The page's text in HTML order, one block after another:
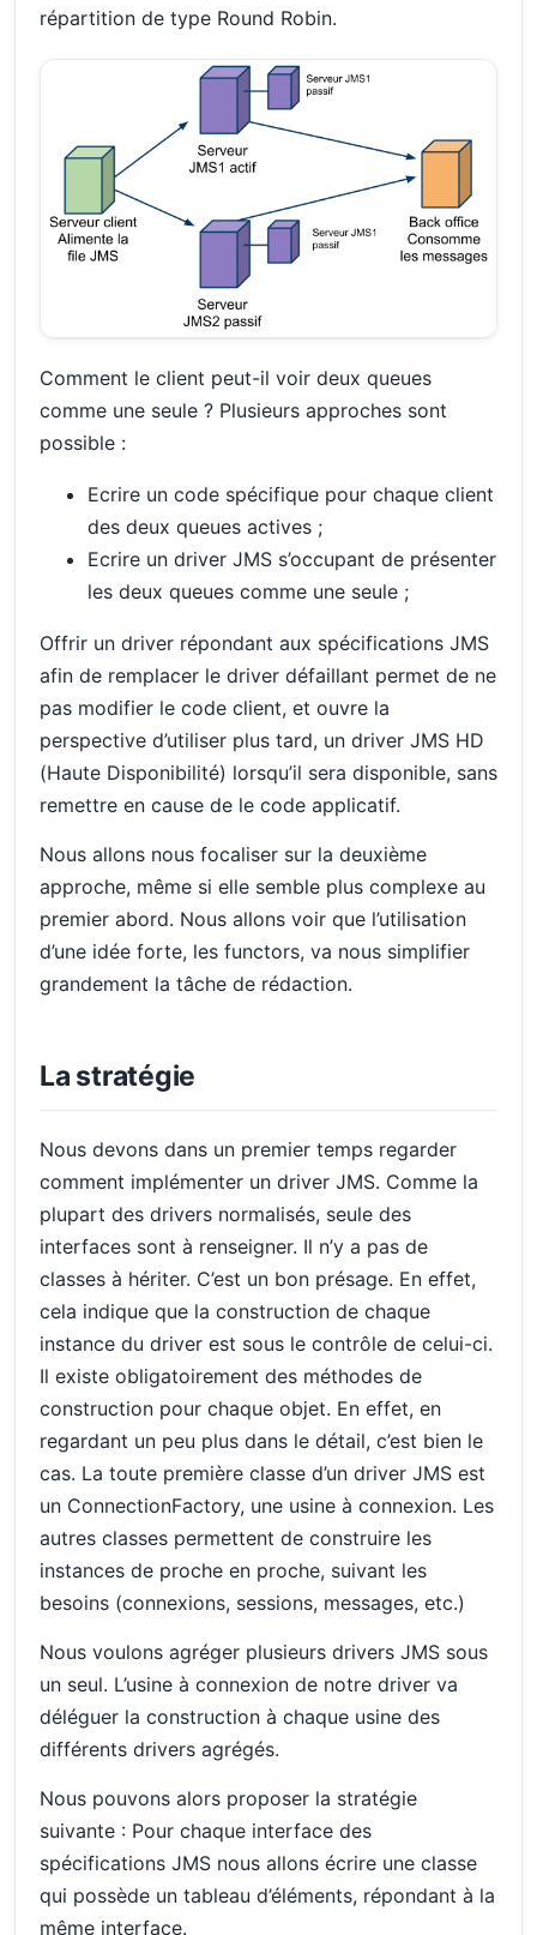
répartition de type Round Robin.
Comment le client peut-il voir deux queues
comme une seule ? Plusieurs approches sont
possible :
Ecrire un code spécifique pour chaque client
des deux queues actives ;
Ecrire un driver JMS s’occupant de présenter
les deux queues comme une seule ;
Offrir un driver répondant aux spécifications JMS
afin de remplacer le driver défaillant permet de ne
pas modifier le code client, et ouvre la
perspective d’utiliser plus tard, un driver JMS HD
(Haute Disponibilité) lorsqu’il sera disponible, sans
remettre en cause de le code applicatif.
Nous allons nous focaliser sur la deuxième
approche, même si elle semble plus complexe au
premier abord. Nous allons voir que l’utilisation
d’une idée forte, les functors, va nous simplifier
grandement la tâche de rédaction.
La stratégie
Nous devons dans un premier temps regarder
comment implémenter un driver JMS. Comme la
plupart des drivers normalisés, seule des
interfaces sont à renseigner. Il n’y a pas de
classes à hériter. C’est un bon présage. En effet,
cela indique que la construction de chaque
instance du driver est sous le contrôle de celui-ci.
Il existe obligatoirement des méthodes de
construction pour chaque objet. En effet, en
regardant un peu plus dans le détail, c’est bien le
cas. La toute première classe d’un driver JMS est
un ConnectionFactory, une usine à connexion. Les
autres classes permettent de construire les
instances de proche en proche, suivant les
besoins (connexions, sessions, messages, etc.)
Nous voulons agréger plusieurs drivers JMS sous
un seul. L’usine à connexion de notre driver va
déléguer la construction à chaque usine des
différents drivers agrégés.
Nous pouvons alors proposer la stratégie
suivante : Pour chaque interface des
spécifications JMS nous allons écrire une classe
qui possède un tableau d’éléments, répondant à la
même interface.